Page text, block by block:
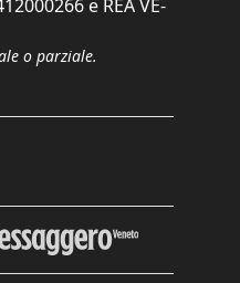
e REA VE-
o parziale.